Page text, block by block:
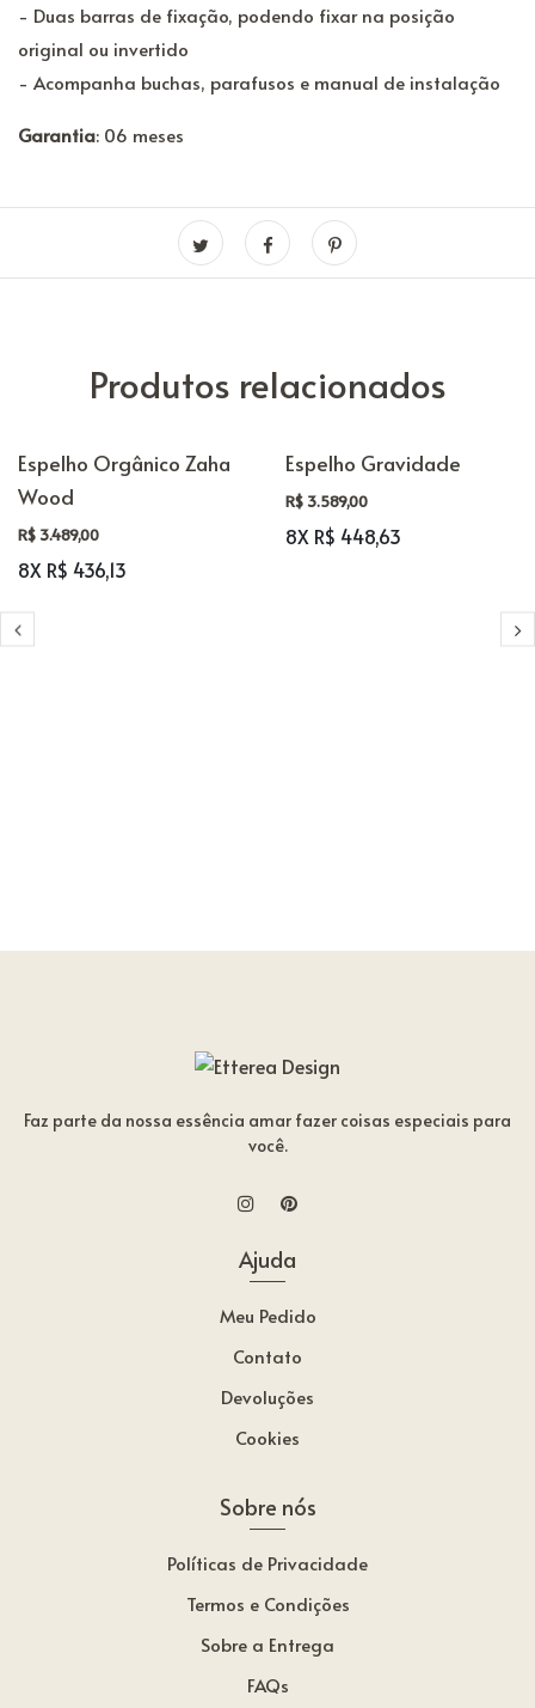
- Duas barras de fixação, podendo fixar na posição
original ou invertido
- Acompanha buchas, parafusos e manual de instalação
Garantia: 06 meses
Produtos relacionados
Espelho Orgânico Zaha
Wood
R$ 3.489,00
8X R$ 436,13
Espelho Gravidade
R$ 3.589,00
8X R$ 448,63
Faz parte da nossa essência amar fazer coisas especiais para
você.
Ajuda
Meu Pedido
Contato
Devoluções
Cookies
Sobre nós
Políticas de Privacidade
Termos e Condições
Sobre a Entrega
FAQs